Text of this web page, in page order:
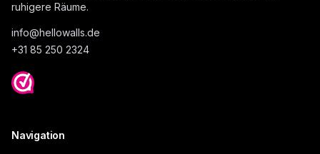
ruhigere Räume.
info@hellowalls.de
+31 85 250 2324
Navigation